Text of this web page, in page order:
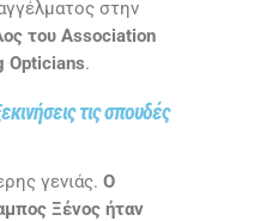
στην
του Association
Opticians.
τις σπουδές
γενιάς. Ο
Ξένος ήταν